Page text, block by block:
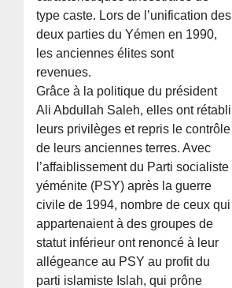
type caste. Lors de l’unification des
deux parties du Yémen en 1990,
les anciennes élites sont
revenues.
Grâce à la politique du président
Ali Abdullah Saleh, elles ont rétabli
leurs privilèges et repris le contrôle
de leurs anciennes terres. Avec
l’affaiblissement du Parti socialiste
yéménite (PSY) après la guerre
civile de 1994, nombre de ceux qui
appartenaient à des groupes de
statut inférieur ont renoncé à leur
allégeance au PSY au profit du
parti islamiste Islah, qui prône